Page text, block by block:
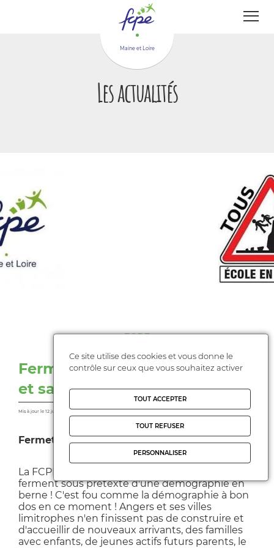
Maine et Loire
Les actualités
FCPE
Fermeture de classe a Angers
et sa Metropole
Mis à jour le 12 juillet 2025
Fermetures de classe. C'est non !
La FCPE49 n'acceptera jamais que les classes
ferment sous prétexte d'une démographie en
berne ! C'est fou comme la démographie à bon
dos en ce moment ! Angers et ses villes
limitrophes n'en finissent pas de construire et
d'accueillir de nouveaux arrivants, des familles
avec enfants, de jeunes actifs futurs parents, le
Panneau de gestion des cookies
Ce site utilise des cookies et vous donne le
contrôle sur ceux que vous souhaitez activer
TOUT ACCEPTER
TOUT REFUSER
PERSONNALISER